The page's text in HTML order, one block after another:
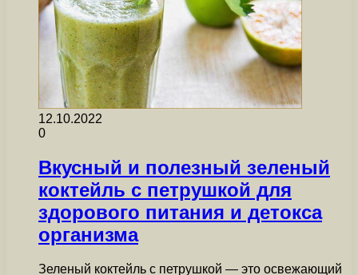
12.10.2022
0
Вкусный и полезный зеленый
коктейль с петрушкой для
здорового питания и детокса
организма
Зеленый коктейль с петрушкой — это освежающий